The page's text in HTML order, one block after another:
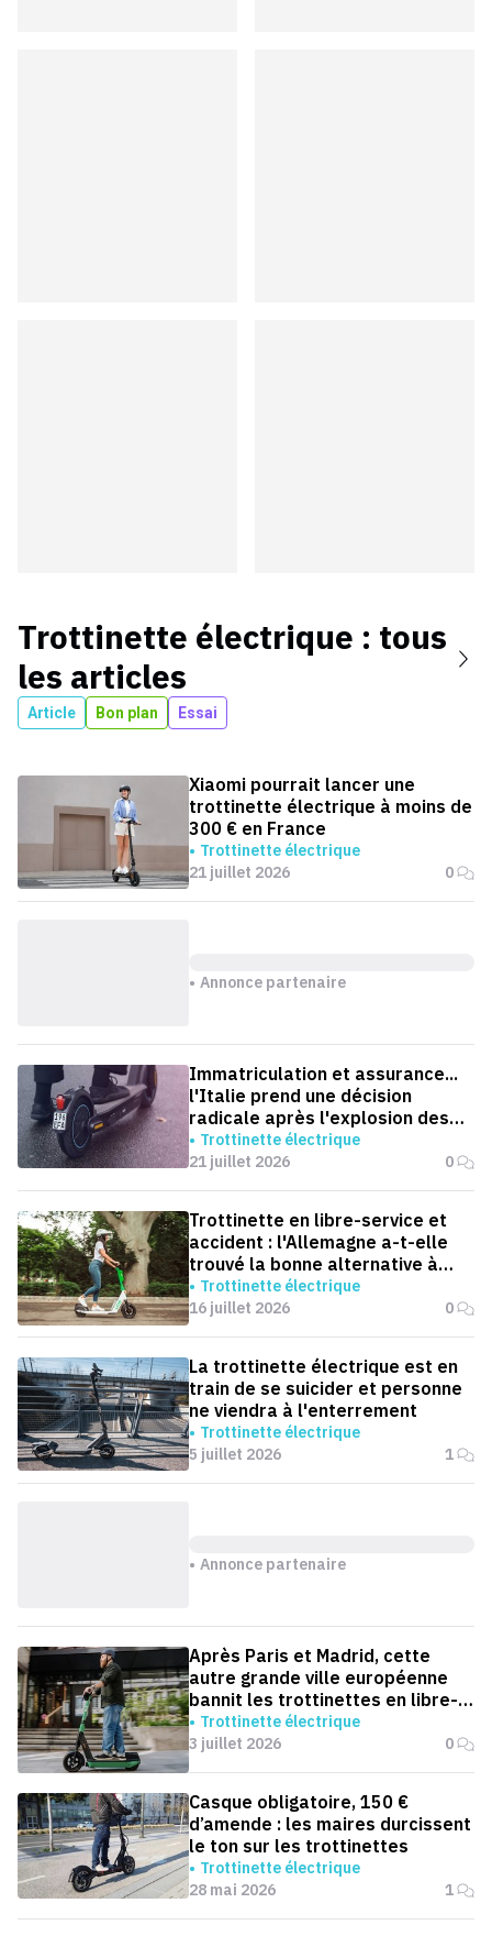
Trottinette électrique : tous
les articles
Article Bon plan Essai
Xiaomi pourrait lancer une
trottinette électrique à moins de
300 € en France
Trottinette électrique
21 juillet 2026
0
Annonce partenaire
Immatriculation et assurance...
l'Italie prend une décision
radicale après l'explosion des
accidents de trottinettes
Trottinette électrique
21 juillet 2026
0
Trottinette en libre-service et
accident : l'Allemagne a-t-elle
trouvé la bonne alternative à
l'interdiction ?
Trottinette électrique
16 juillet 2026
0
La trottinette électrique est en
train de se suicider et personne
ne viendra à l'enterrement
Trottinette électrique
5 juillet 2026
1
Annonce partenaire
Après Paris et Madrid, cette
autre grande ville européenne
bannit les trottinettes en libre-
service
Trottinette électrique
3 juillet 2026
0
Casque obligatoire, 150 €
d’amende : les maires durcissent
le ton sur les trottinettes
Trottinette électrique
28 mai 2026
1